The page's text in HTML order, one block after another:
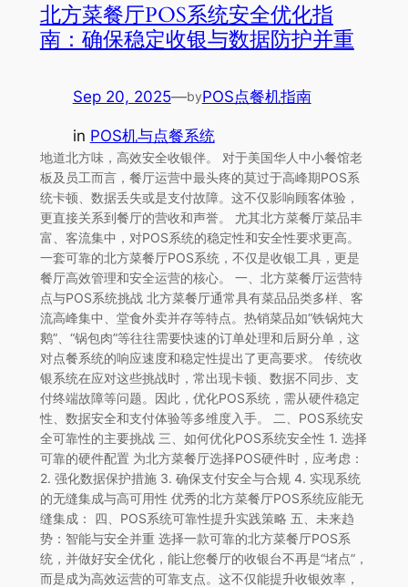
北方菜餐厅POS系统安全优化指
南：确保稳定收银与数据防护并重
Sep 20, 2025—byPOS点餐机指南
in POS机与点餐系统
地道北方味，高效安全收银伴。 对于美国华人中小餐馆老
板及员工而言，餐厅运营中最头疼的莫过于高峰期POS系
统卡顿、数据丢失或是支付故障。这不仅影响顾客体验，
更直接关系到餐厅的营收和声誉。 尤其北方菜餐厅菜品丰
富、客流集中，对POS系统的稳定性和安全性要求更高。
一套可靠的北方菜餐厅POS系统，不仅是收银工具，更是
餐厅高效管理和安全运营的核心。 一、北方菜餐厅运营特
点与POS系统挑战 北方菜餐厅通常具有菜品品类多样、客
流高峰集中、堂食外卖并存等特点。热销菜品如“铁锅炖大
鹅”、“锅包肉”等往往需要快速的订单处理和后厨分单，这
对点餐系统的响应速度和稳定性提出了更高要求。 传统收
银系统在应对这些挑战时，常出现卡顿、数据不同步、支
付终端故障等问题。因此，优化POS系统，需从硬件稳定
性、数据安全和支付体验等多维度入手。 二、POS系统安
全可靠性的主要挑战 三、如何优化POS系统安全性 1. 选择
可靠的硬件配置 为北方菜餐厅选择POS硬件时，应考虑：
2. 强化数据保护措施 3. 确保支付安全与合规 4. 实现系统
的无缝集成与高可用性 优秀的北方菜餐厅POS系统应能无
缝集成： 四、POS系统可靠性提升实践策略 五、未来趋
势：智能与安全并重 选择一款可靠的北方菜餐厅POS系
统，并做好安全优化，能让您餐厅的收银台不再是“堵点”，
而是成为高效运营的可靠支点。这不仅能提升收银效率，